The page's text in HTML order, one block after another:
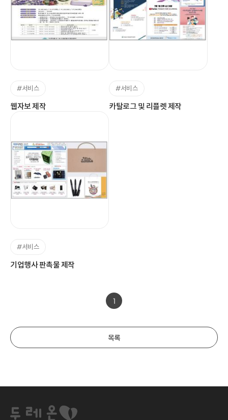
#서비스
웹자보 제작
#서비스
카탈로그 및 리플렛 제작
#서비스
기업행사 판촉물 제작
1
목록